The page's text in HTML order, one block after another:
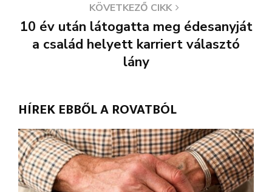
KÖVETKEZŐ CIKK
10 év után látogatta meg édesanyját
a család helyett karriert választó
lány
HÍREK EBBŐL A ROVATBÓL